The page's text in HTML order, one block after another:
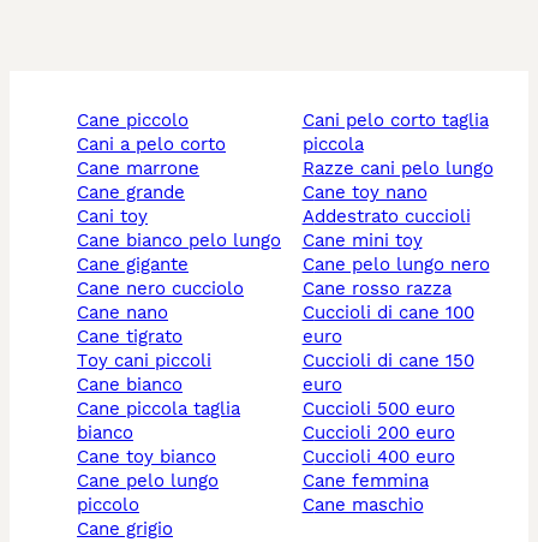
cane piccolo
cani a pelo corto
cane marrone
cane grande
cani toy
cane bianco pelo lungo
cane gigante
cane nero cucciolo
cane nano
cane tigrato
toy cani piccoli
cane bianco
cane piccola taglia
bianco
cane toy bianco
cane pelo lungo
piccolo
cane grigio
cani pelo corto taglia
piccola
razze cani pelo lungo
cane toy nano
addestrato cuccioli
cane mini toy
cane pelo lungo nero
cane rosso razza
cuccioli di cane 100
euro
cuccioli di cane 150
euro
cuccioli 500 euro
cuccioli 200 euro
cuccioli 400 euro
cane femmina
cane maschio